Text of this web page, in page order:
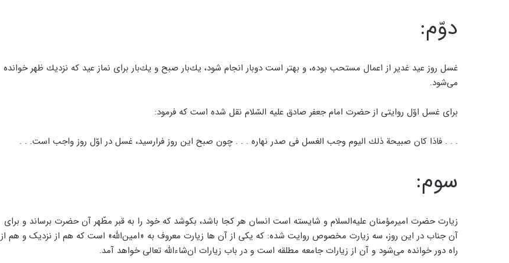
دوّم:
غسل روز عيد غدير از اعمال مستحب بوده، و بهتر است دوبار انجام شود، يك‌بار صبح و يك‌بار براى نماز عيد كه نزديك ظهر خوانده
مى‌شود.
براى غسل اوّل روايتى از حضرت امام جعفر صادق عليه السّلام نقل شده است كه فرمود:
. . . فاذا كان صبيحة ذلك اليوم وجب الغسل فى صدر نهاره . . . چون صبح اين روز فرارسيد، غسل در اوّل روز واجب است. . .
سوم:
زیارت حضرت امیرمؤمنان علیه‌السلام و شایسته است انسان هر کجا باشد، بکوشد که خود را به قبر مطّهر آن حضرت برساند و برای
آن جناب در این روز، سه زیارت مخصوص روایت شده: که یکی از آن‌ ها زیارت معروف به «امین‌الله» است که هم از نزدیک و هم از
راه دور خوانده می‌شود و آن از زیارات جامعه مطلقه است و در باب زیارات ان‌شاء‌الله تعالی خواهد آمد.